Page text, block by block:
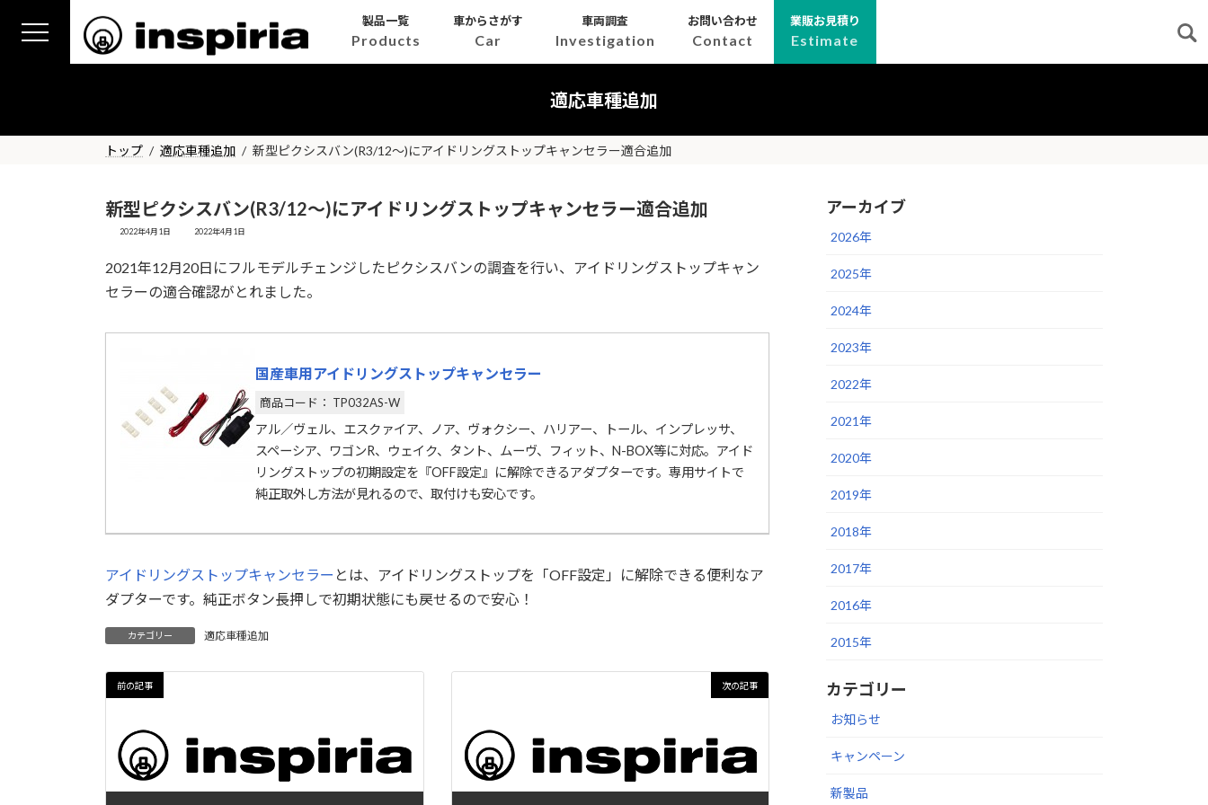
ス
ン
製品一覧
Products
車からさがす
Car
車両調査
Investigation
お問い合わせ
Contact
業販お見積り
Estimate
適応車種追加
トップ 適応車種追加 新型ピクシスバン(R3/12～)にアイドリングストップキャンセラー適合追加
新型ピクシスバン(R3/12～)にアイドリングストップキャンセラー適合追加
2022年4月1日
最
新
日
時
:
2022年4月1日
2021年12月20日にフルモデルチェンジしたピクシスバンの調査を行い、アイドリングストップキャン
セラーの適合確認がとれました。
国産車用アイドリングストップキャンセラー
商品コード： TP032AS-W
アル／ヴェル、エスクァイア、ノア、ヴォクシー、ハリアー、トール、インプレッサ、
スペーシア、ワゴンR、ウェイク、タント、ムーヴ、フィット、N-BOX等に対応。アイド
リングストップの初期設定を『OFF設定』に解除できるアダプターです。専用サイトで
純正取外し方法が見れるので、取付けも安心です。
アイドリングストップキャンセラー とは、アイドリングストップを「OFF設定」に解除できる便利なア
ダプターです。純正ボタン長押しで初期状態にも戻せるので安心！
カテゴリー 適応車種追加
前の記事 次の記事
アーカイブ
2026年
2025年
2024年
2023年
2022年
2021年
2020年
2019年
2018年
2017年
2016年
2015年
カテゴリー
お知らせ
キャンペーン
新製品